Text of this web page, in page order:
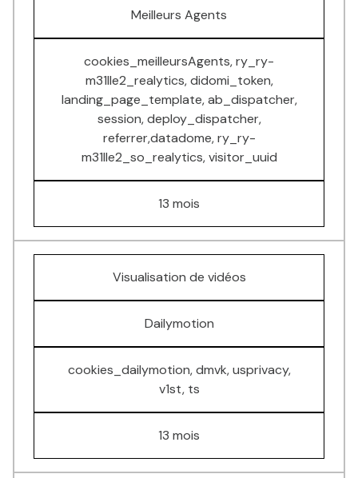
Meilleurs Agents
cookies_meilleursAgents, ry_ry-
m31lle2_realytics, didomi_token,
landing_page_template, ab_dispatcher,
session, deploy_dispatcher,
referrer,datadome, ry_ry-
m31lle2_so_realytics, visitor_uuid
13 mois
Visualisation de vidéos
Dailymotion
cookies_dailymotion, dmvk, usprivacy,
v1st, ts
13 mois